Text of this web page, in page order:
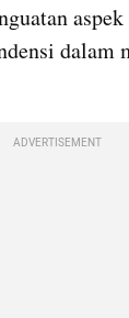
dalam
ADVERTISEMENT